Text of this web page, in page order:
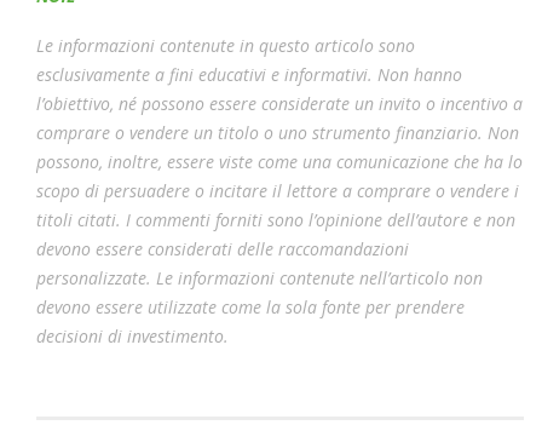
Le informazioni contenute in questo articolo sono
esclusivamente a fini educativi e informativi. Non hanno
l’obiettivo, né possono essere considerate un invito o incentivo a
comprare o vendere un titolo o uno strumento finanziario. Non
possono, inoltre, essere viste come una comunicazione che ha lo
scopo di persuadere o incitare il lettore a comprare o vendere i
titoli citati. I commenti forniti sono l’opinione dell’autore e non
devono essere considerati delle raccomandazioni
personalizzate. Le informazioni contenute nell’articolo non
devono essere utilizzate come la sola fonte per prendere
decisioni di investimento.